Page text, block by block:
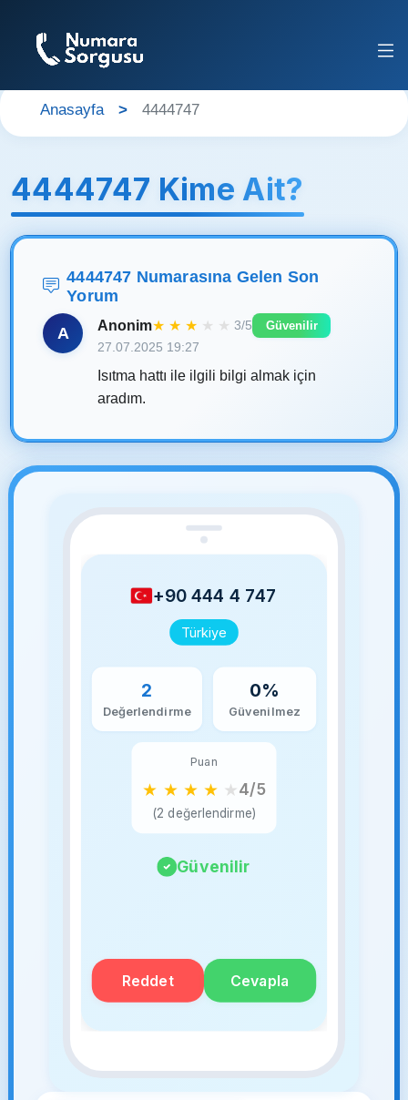
Anasayfa 4444747
4444747 Kime Ait?
4444747 Numarasına Gelen Son
Yorum
A Anonim★ ★ ★ ★ ★ 3/5 Güvenilir
27.07.2025 19:27
Isıtma hattı ile ilgili bilgi almak için
aradım.
+90 444 4 747
Türkiye
2
Değerlendirme
0%
Güvenilmez
Puan
★ ★ ★ ★ ★4/5
(2 değerlendirme)
Güvenilir
Reddet Cevapla